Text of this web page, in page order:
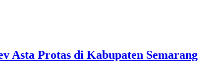
Asta Protas di Kabupaten Semarang